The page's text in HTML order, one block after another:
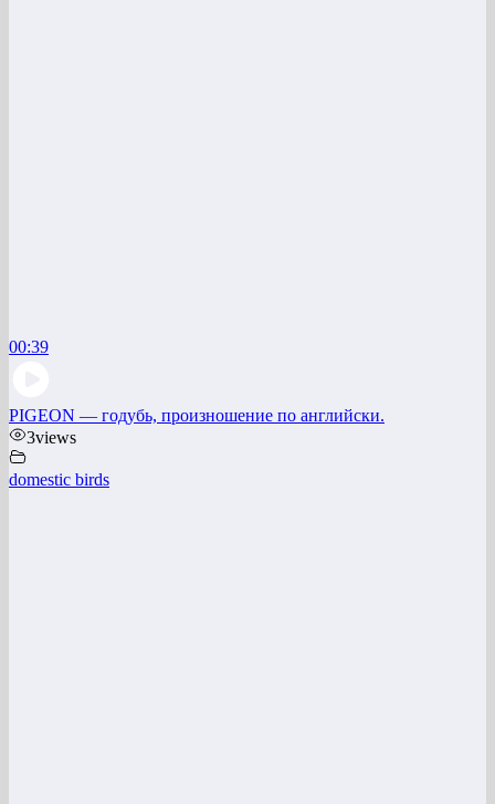
00:39
PIGEON — годубь, произношение по английски.
3views
domestic birds